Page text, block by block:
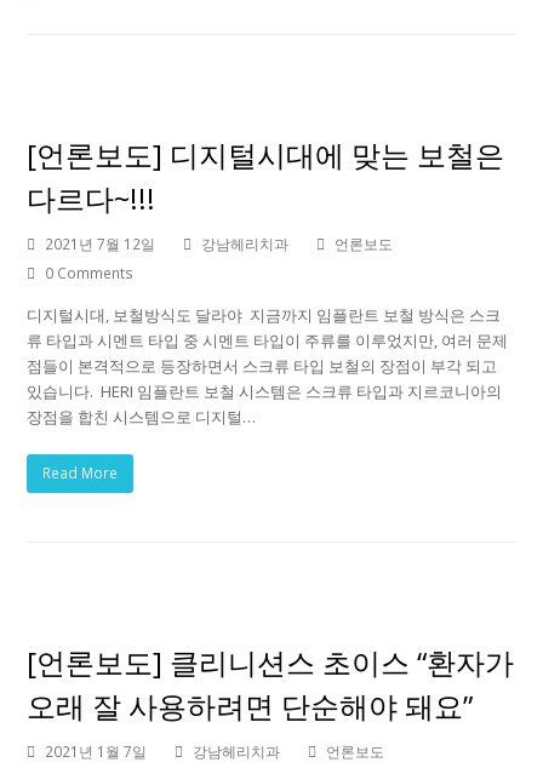
[언론보도] 디지털시대에 맞는 보철은
다르다~!!!
2021년 7월 12일 강남헤리치과
언론보도
0 Comments
디지털시대, 보철방식도 달라야 ​ 지금까지 임플란트 보철 방식은 스크
류 타입과 시멘트 타입 중 시멘트 타입이 주류를 이루었지만, 여러 문제
점들이 본격적으로 등장하면서 스크류 타입 보철의 장점이 부각 되고
있습니다. ​ HERI 임플란트 보철 시스템은 스크류 타입과 지르코니아의
장점을 합친 시스템으로 디지털…
Read More
[언론보도] 클리니션스 초이스 “환자가
오래 잘 사용하려면 단순해야 돼요”
2021년 1월 7일 강남헤리치과
언론보도